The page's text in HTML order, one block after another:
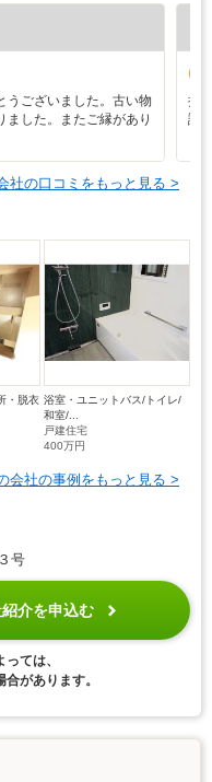
うございました。古い物
ました。またご縁があり
担
誠
社の口コミをもっと見る >
・脱衣 浴室・ユニットバス/トイレ/
和室/...
戸建住宅
400万円
会社の事例をもっと見る >
号
介を申込む
ては、
があります。